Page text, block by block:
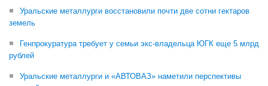
Уральские металлурги восстановили почти две сотни гектаров
земель
Генпрокуратура требует у семьи экс-владельца ЮГК еще 5 млрд
рублей
Уральские металлурги и «АВТОВАЗ» наметили перспективы